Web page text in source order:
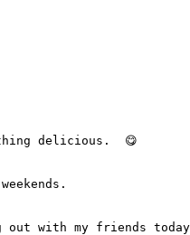
delicious.  😋
out with my friends